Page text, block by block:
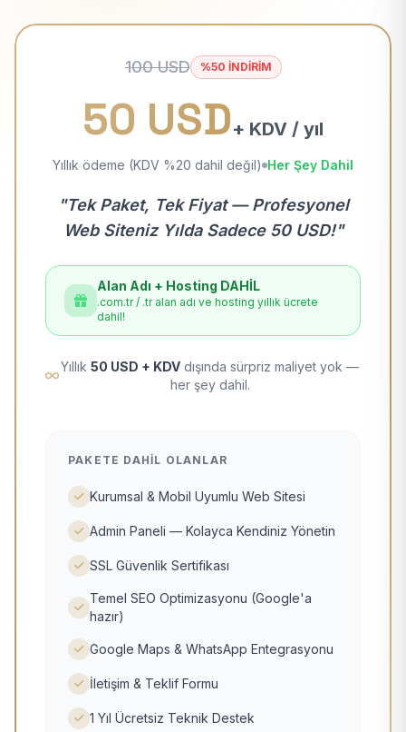
100 USD %50 İNDİRİM
50 USD+ KDV / yıl
Yıllık ödeme (KDV %20 dahil değil) Her Şey Dahil
"Tek Paket, Tek Fiyat — Profesyonel
Web Siteniz Yılda Sadece 50 USD!"
Alan Adı + Hosting DAHİL
.com.tr / .tr alan adı ve hosting yıllık ücrete
dahil!
Yıllık 50 USD + KDV dışında sürpriz maliyet yok —
her şey dahil.
PAKETE DAHIL OLANLAR
Kurumsal & Mobil Uyumlu Web Sitesi
Admin Paneli — Kolayca Kendiniz Yönetin
SSL Güvenlik Sertifikası
Temel SEO Optimizasyonu (Google'a
hazır)
Google Maps & WhatsApp Entegrasyonu
İletişim & Teklif Formu
1 Yıl Ücretsiz Teknik Destek